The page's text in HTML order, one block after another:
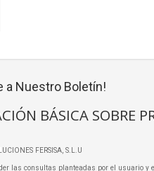
a Nuestro Boletín!
BÁSICA SOBRE
FERSISA, S.L.U
las consultas planteadas por el usuario y